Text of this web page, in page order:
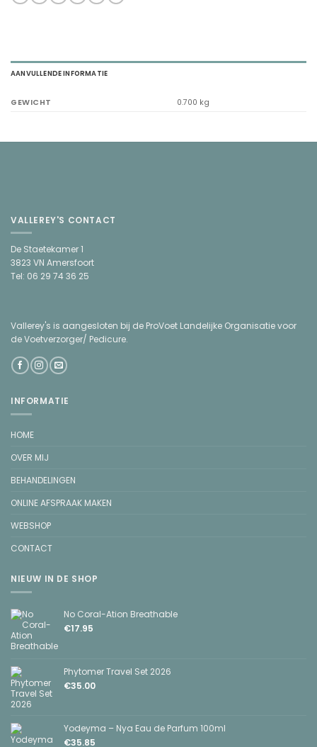
AANVULLENDE INFORMATIE
GEWICHT 0.700 kg
VALLEREY'S CONTACT
De Staetekamer 1
3823 VN Amersfoort
Tel: 06 29 74 36 25
Vallerey's is aangesloten bij de ProVoet Landelijke Organisatie voor
de Voetverzorger/ Pedicure.
INFORMATIE
HOME
OVER MIJ
BEHANDELINGEN
ONLINE AFSPRAAK MAKEN
WEBSHOP
CONTACT
NIEUW IN DE SHOP
No Coral-Ation Breathable
€17.95
Phytomer Travel Set 2026
€35.00
Yodeyma – Nya Eau de Parfum 100ml
€35.85